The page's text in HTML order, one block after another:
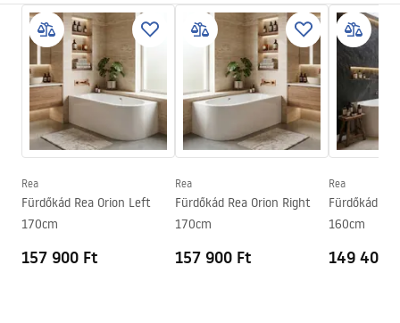
Anyag
Akril
Hosszúság
1495
mm
Szélesség
750mm
Magasság
560mm
Beépítési oldal
Bal
Lefolyó és szifon tartozék
Igen
Garancia
Biztonsági információk
WARUNKI_BEZPIECZENSTWA_WANNY.pdf
Garanciális feltételek
Warranty_Terms_and_Conditions_Bathtubs.pdf
Összeszerelési útmutató
Rea
Fürdőkád Rea Orion Left
170cm
157 900 Ft
Rea
Fürdőkád Rea Orion Right
170cm
157 900 Ft
Rea
Fürdőkád
160cm
149 400